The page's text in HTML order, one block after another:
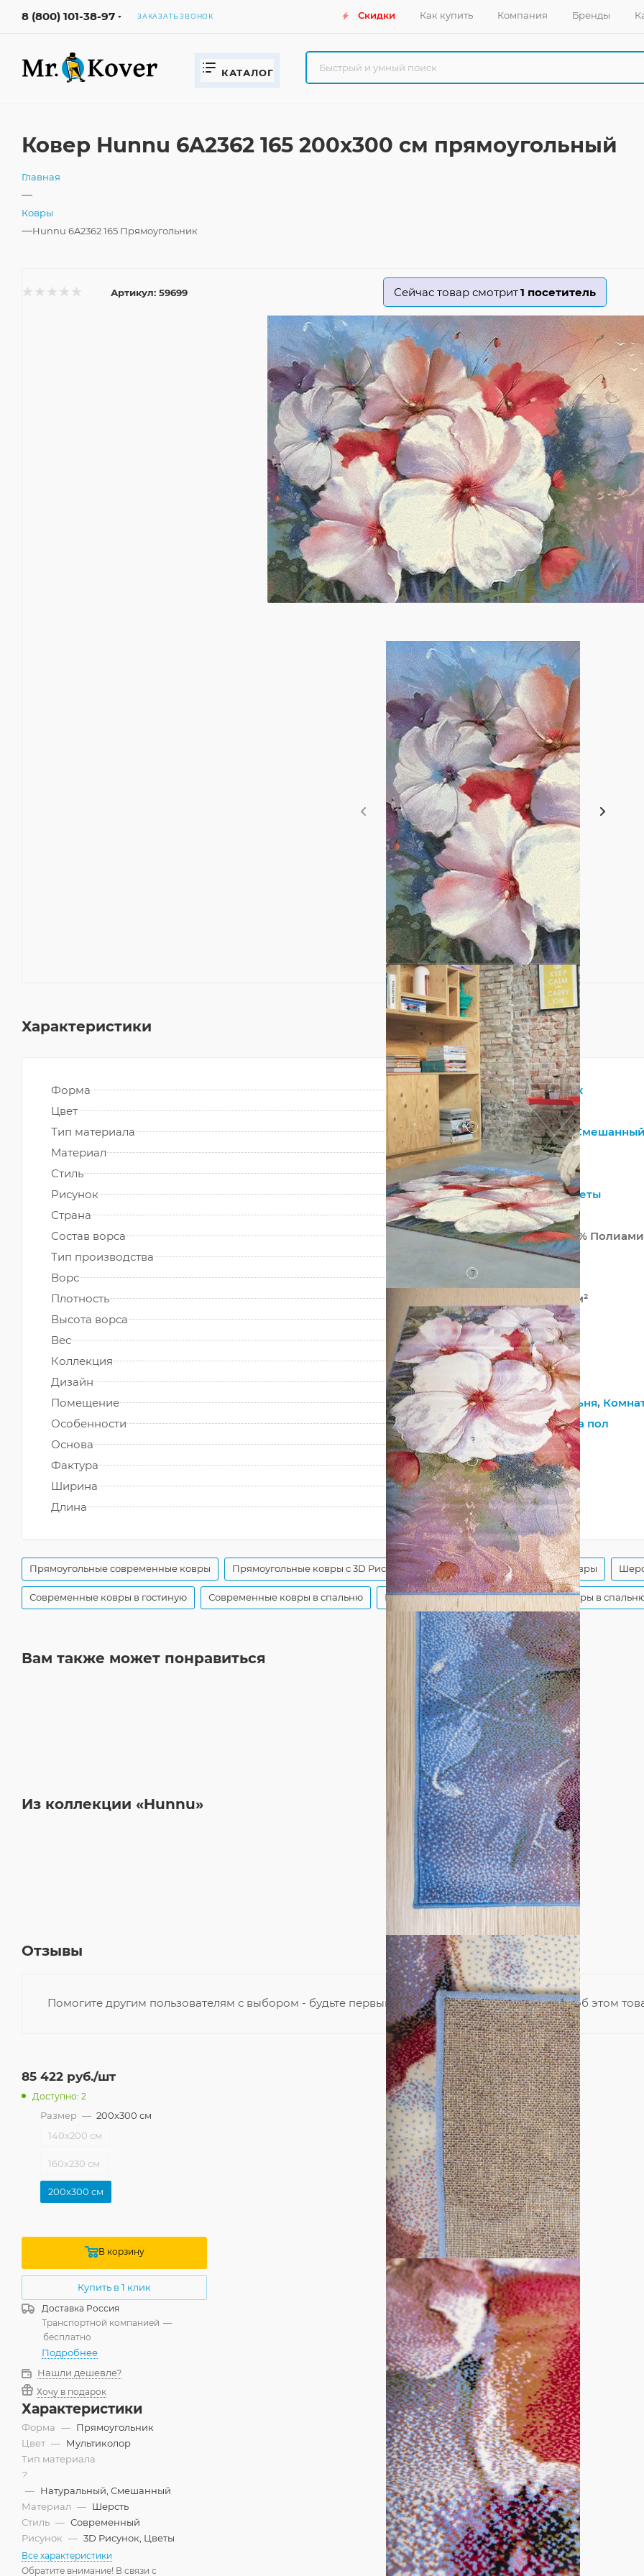
8 (800) 101-38-97 ЗАКАЗАТЬ ЗВОНОК Скидки Как купить Компания Бренды
КАТАЛОГ
Ковер Hunnu 6A2362 165 200x300 см прямоугольный
Главная
—
Ковры
—Hunnu 6A2362 165 Прямоугольник
Артикул: 59699 Сейчас товар смотрит1 посетитель
Характеристики
Форма
Прямоугольник
Цвет
Мультиколор
Тип материала
? Натуральный,
Материал
Шерсть
Стиль
Современный
Рисунок
3D Рисунок,Цветы
Страна
Монголия
Состав ворса
80% Шерсть 20%
Тип производства
Машинный
Ворс
?
Плотность
680 000 точек/м²
Высота ворса
10 мм
Вес
2460 г/м²
Коллекция
Hunnu
Дизайн
6A2362 165
Помещение
Гостиная,Спальня,
Особенности
Для девочек,На пол
Основа
?
Джутовая
Фактура
?
Гладкий
Ширина
200
Длина
300
Прямоугольные современные ковры Прямоугольные ковры с 3D Рисунком Современные шерстяные ковры
Современные ковры в гостиную Современные ковры в спальню Монгольские шерстяные ковры Ковры в
Вам также может понравиться
Из коллекции «Hunnu»
Отзывы
Помогите другим пользователям с выбором - будьте первым, кто поделится своим мнением об этом
85 422 руб./шт
Доступно: 2
Размер — 200x300 см
140x200 см
160x230 см
200x300 см
В корзину
Купить в 1 клик
Доставка Россия
Транспортной компанией —
бесплатно
Подробнее
Нашли дешевле?
Хочу в подарок
Характеристики
Форма — Прямоугольник
Цвет — Мультиколор
Тип материала
?
— Натуральный, Смешанный
Материал — Шерсть
Стиль — Современный
Рисунок — 3D Рисунок, Цветы
Все характеристики
Обратите внимание! В связи с